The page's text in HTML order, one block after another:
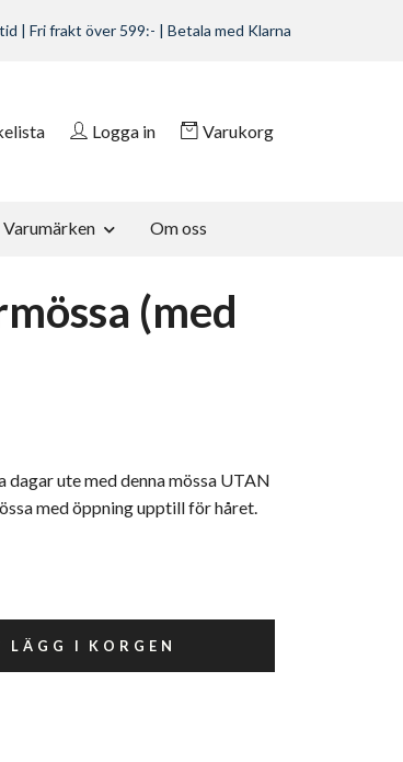
| Fri frakt över 599:- | Betala med Klarna
Logga in Varukorg
Varumärken Om oss
(med
ute med denna mössa UTAN
med öppning upptill för håret.
LÄGG I KORGEN